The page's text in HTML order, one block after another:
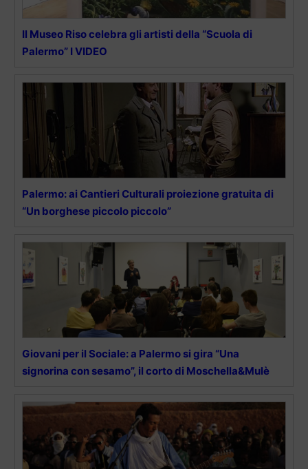
Il Museo Riso celebra gli artisti della “Scuola di
Palermo” I VIDEO
Palermo: ai Cantieri Culturali proiezione gratuita di
“Un borghese piccolo piccolo”
Giovani per il Sociale: a Palermo si gira “Una
signorina con sesamo”, il corto di Moschella&Mulè